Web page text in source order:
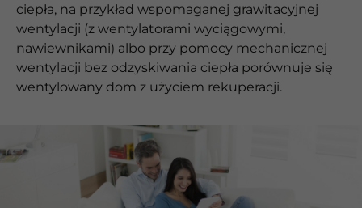
ciepła, na przykład wspomaganej grawitacyjnej
wentylacji (z wentylatorami wyciągowymi,
nawiewnikami) albo przy pomocy mechanicznej
wentylacji bez odzyskiwania ciepła porównuje się
wentylowany dom z użyciem rekuperacji.